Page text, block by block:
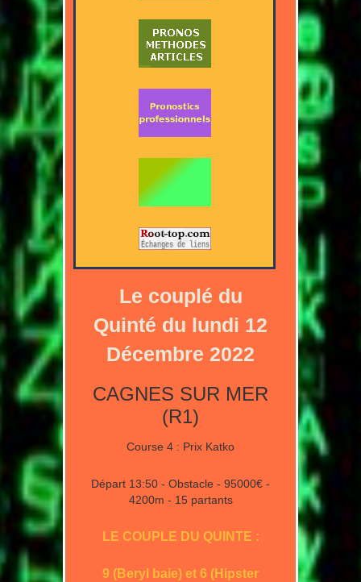
Le couplé du
Quinté du lundi 12
Décembre 2022
CAGNES SUR MER
(R1)
Course 4 : Prix Katko
Départ 13:50 - Obstacle - 95000€ -
4200m - 15 partants
LE COUPLE DU QUINTE :
9 (Beryl baie) et 6 (Hipster